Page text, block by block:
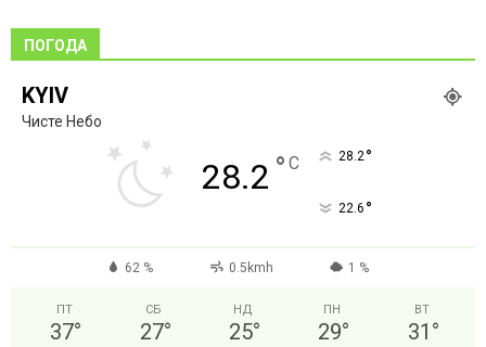
ПОГОДА
KYIV
Чисте Небо
28.2 ° C 28.2°
22.6 °
62 % 0.5kmh 1 %
ПТ
37°
СБ
27°
НД
25°
ПН
29°
ВТ
31 °